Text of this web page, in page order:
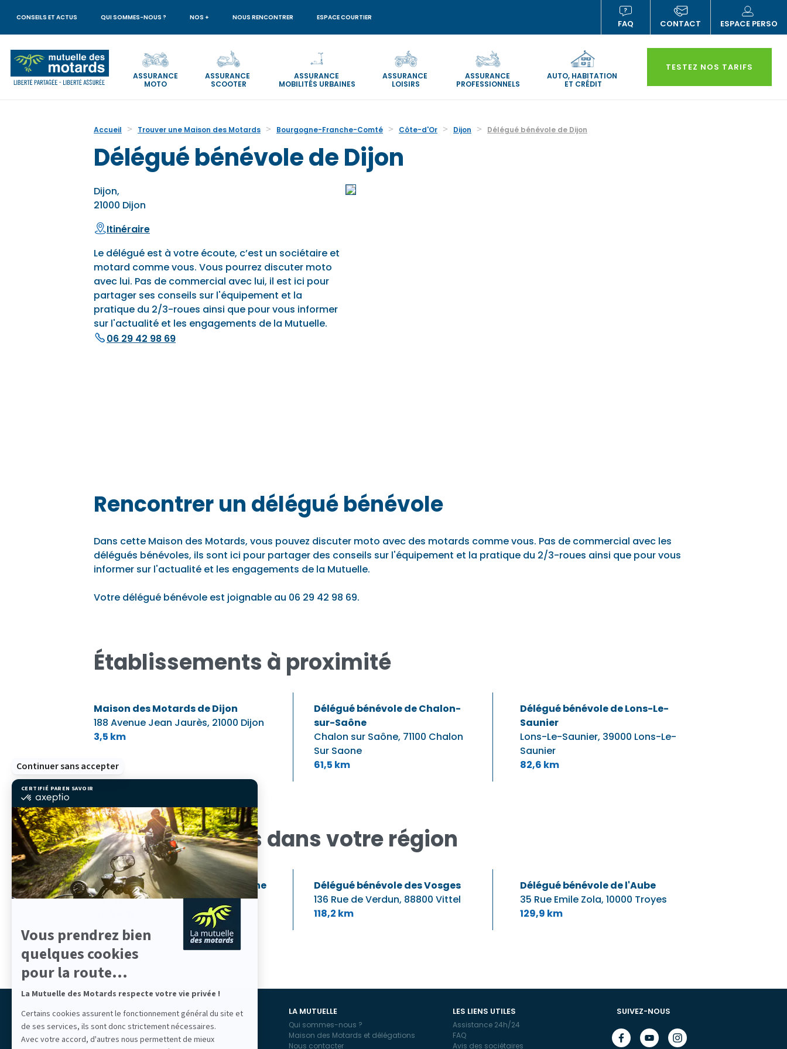
CERTIFIÉ PAR EN SAVOIR PLUS SUR
certifié
Axeptio
-
En
savoir
plus
sur
Axeptio
Vous prendrez bien
quelques cookies
pour la route...
La Mutuelle des Motards respecte votre vie privée !
Certains cookies assurent le fonctionnement général du site et
de ses services, ils sont donc strictement nécessaires.
Avec votre accord, d'autres nous permettent de mieux
Continuer sans accepter
principal
CONSEILS ET ACTUS QUI SOMMES-NOUS ? NOS + NOUS RENCONTRER ESPACE COURTIER
FAQ (NOUVELLE
FENÊTRE)
CONTACT ESPACE PERSO
ASSURANCE
MOTO
ASSURANCE
SCOOTER
ASSURANCE
MOBILITÉS URBAINES
ASSURANCE
LOISIRS
ASSURANCE
PROFESSIONNELS
AUTO, HABITATION
ET CRÉDIT
TESTEZ NOS TARIFS
Accueil Trouver une Maison des Motards Bourgogne-Franche-Comté Côte-d'Or Dijon Délégué bénévole de Dijon
Délégué bénévole de Dijon
Dijon,
21000 Dijon
Itinéraire
Le délégué est à votre écoute, c’est un sociétaire et
motard comme vous. Vous pourrez discuter moto
avec lui. Pas de commercial avec lui, il est ici pour
partager ses conseils sur l'équipement et la
pratique du 2/3-roues ainsi que pour vous informer
sur l'actualité et les engagements de la Mutuelle.
06 29 42 98 69
Rencontrer un délégué bénévole
Dans cette Maison des Motards, vous pouvez discuter moto avec des motards comme vous. Pas de commercial avec les
délégués bénévoles, ils sont ici pour partager des conseils sur l'équipement et la pratique du 2/3-roues ainsi que pour vous
informer sur l'actualité et les engagements de la Mutuelle.
Votre délégué bénévole est joignable au 06 29 42 98 69.
Établissements à proximité
Maison des Motards de Dijon
188 Avenue Jean Jaurès, 21000 Dijon
3,5 km
Délégué bénévole de Chalon-
sur-Saône
Chalon sur Saône, 71100 Chalon
Sur Saone
61,5 km
Délégué bénévole de Lons-Le-
Saunier
Lons-Le-Saunier, 39000 Lons-Le-
Saunier
82,6 km
Établissements dans votre région
Délégué bénévole de Haute-Saône
4 Pl. Pierre Renet,70000 Vesoul
Délégué bénévole des Vosges
136 Rue de Verdun, 88800 Vittel
118,2 km
Délégué bénévole de l'Aube
35 Rue Emile Zola, 10000 Troyes
129,9 km
Liberté partagée
LIBERTÉ ASSURÉE
Mutuelle des Motards
LA MUTUELLE
Qui sommes-nous ?
Maison des Motards et délégations
Nous contacter
LES LIENS UTILES
Assistance 24h/24
FAQ
Avis des sociétaires
SUIVEZ-NOUS
FacebookYoutubeInstagram